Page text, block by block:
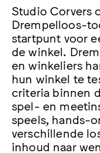
Studio Corvers
Drempelloos-
startpunt voor
de winkel.
en winkeliers
hun winkel te
criteria binnen
spel- en
speels, hands-
verschillende
inhoud naar